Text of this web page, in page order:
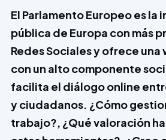
El Parlamento Europeo es la
pública de Europa con más
Redes Sociales y ofrece
con un alto componente
facilita el diálogo online
y ciudadanos. ¿Cómo
trabajo?, ¿Qué valoración